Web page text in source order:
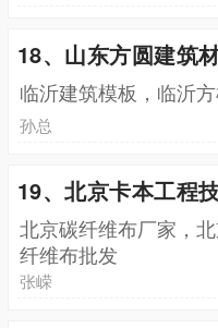
18、山东方圆建筑
临沂建筑模板，临沂
孙总
19、北京卡本工程
北京碳纤维布厂家，
纤维布批发
张嵘